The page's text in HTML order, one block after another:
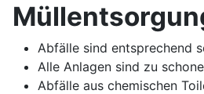
Abfälle sind entsprechend
Alle Anlagen sind zu
Abfälle aus chemischen